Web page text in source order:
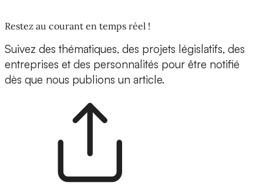
Restez au courant en temps réel !
Suivez des thématiques, des projets législatifs, des
entreprises et des personnalités pour être notifié
dès que nous publions un article.